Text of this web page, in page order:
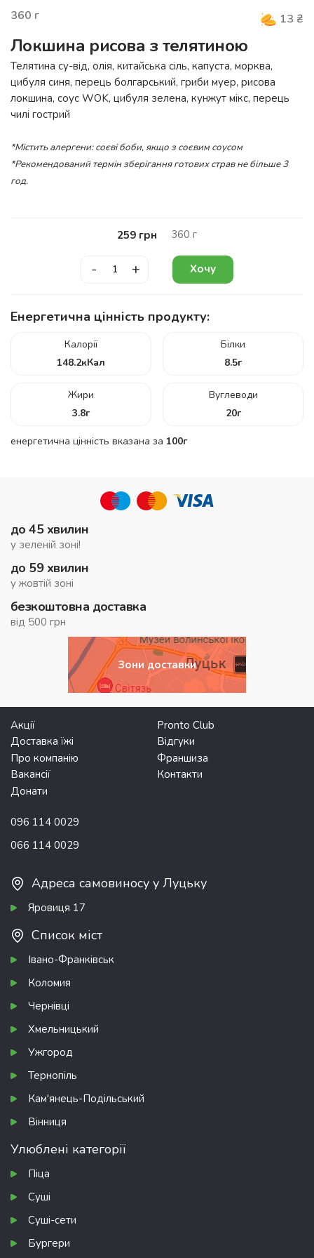
360 г 13 ₴
Локшина рисова з телятиною
Телятина су-від, олія, китайська сіль, капуста, морква,
цибуля синя, перець болгарський, гриби муер, рисова
локшина, соус WOK, цибуля зелена, кунжут мікс, перець
чилі гострий
*Містить алергени: соєві боби, якщо з соєвим соусом
*Рекомендований термін зберігання готових страв не більше 3
год.
259 грн 360 г
- + Хочу
Енергетична цінність продукту:
Калорії
148.2кКал
Білки
8.5г
Жири
3.8г
Вуглеводи
20г
енергетична цінність вказана за 100г
до 45 хвилин
у зеленій зоні!
до 59 хвилин
у жовтій зоні
безкоштовна доставка
від 500 грн
Зони доставки
Акції
Pronto Club
Доставка їжі
Відгуки
Про компанію
Франшиза
Вакансії
Контакти
Донати
096 114 0029
066 114 0029
Адреса самовиносу у Луцьку
Яровиця 17
Список міст
Івано-Франківськ
Коломия
Чернівці
Хмельницький
Ужгород
Тернопіль
Кам'янець-Подільський
Вінниця
Улюблені категорії
Піца
Суші
Суші-сети
Бургери